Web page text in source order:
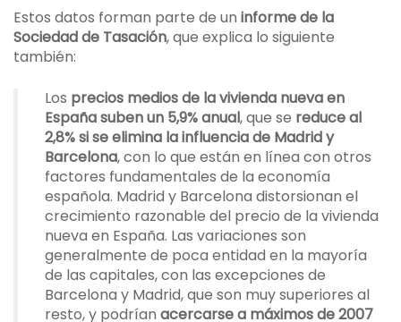
Estos datos forman parte de un informe de la
Sociedad de Tasación, que explica lo siguiente
también:
Los precios medios de la vivienda nueva en
España suben un 5,9% anual, que se reduce al
2,8% si se elimina la influencia de Madrid y
Barcelona, con lo que están en línea con otros
factores fundamentales de la economía
española. Madrid y Barcelona distorsionan el
crecimiento razonable del precio de la vivienda
nueva en España. Las variaciones son
generalmente de poca entidad en la mayoría
de las capitales, con las excepciones de
Barcelona y Madrid, que son muy superiores al
resto, y podrían acercarse a máximos de 2007